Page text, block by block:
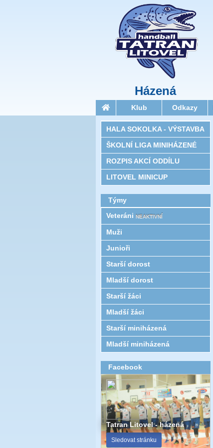
Házená
Klub Odkazy
HALA SOKOLKA - VÝSTAVBA
ŠKOLNÍ LIGA MINIHÁZENÉ
ROZPIS AKCÍ ODDÍLU
LITOVEL MINICUP
Týmy
Veteráni NEAKTIVNÍ
Muži
Junioři
Starší dorost
Mladší dorost
Starší žáci
Mladší žáci
Starší miniházená
Mladší miniházená
Facebook
Tatran Litovel - házená
Sledovat stránku